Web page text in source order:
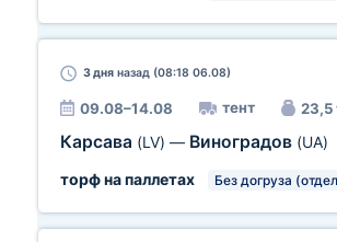
3 дня назад (08:18 06.08)
09.08–14.08 тент 23,5
Карсава (LV) — Виноградов (UA)
торф на паллетах
Без догруза